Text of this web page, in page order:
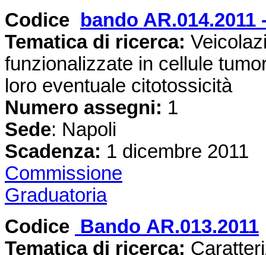
Codice
bando
Tematica di ricerca:
funzionalizzate in cellule
loro eventuale citotossicità
Numero assegni: 1
Sede: Napoli
Scadenza: 1 dicembre 2011
Commissione
Graduatoria
Codice Bando AR.013.2011
Tematica di ricerca: